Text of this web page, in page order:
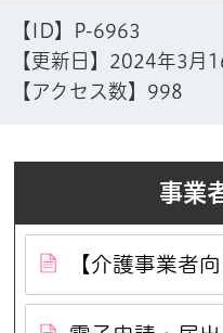
【ID】
P-6963
【更新日】 2024年3月
【アクセス数】 998
事業
【介護事業者